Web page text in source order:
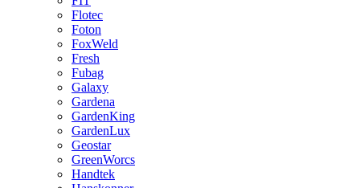
Flotec
Foton
FoxWeld
Fresh
Fubag
Galaxy
Gardena
GardenKing
GardenLux
Geostar
GreenWorcs
Handtek